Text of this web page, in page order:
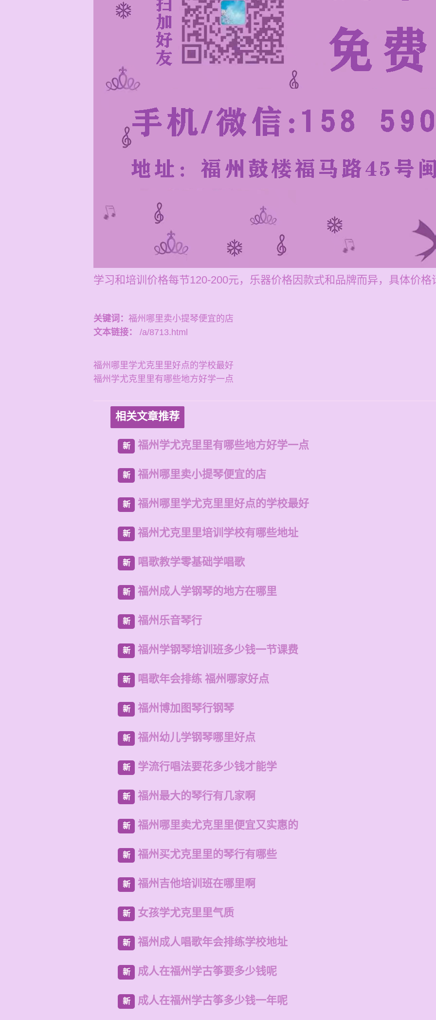
学习和培训价格每节120-200元，乐器价格因款式和品牌而异，具体价格
关键词： 福州哪里卖小提琴便宜的店
文本链接：
/a/8713.html
福州哪里学尤克里里好点的学校最好
福州学尤克里里有哪些地方好学一点
相关文章推荐
新 福州学尤克里里有哪些地方好学一点
新 福州哪里卖小提琴便宜的店
新 福州哪里学尤克里里好点的学校最好
新 福州尤克里里培训学校有哪些地址
新 唱歌教学零基础学唱歌
新 福州成人学钢琴的地方在哪里
新 福州乐音琴行
新 福州学钢琴培训班多少钱一节课费
新 唱歌年会排练 福州哪家好点
新 福州博加图琴行钢琴
新 福州幼儿学钢琴哪里好点
新 学流行唱法要花多少钱才能学
新 福州最大的琴行有几家啊
新 福州哪里卖尤克里里便宜又实惠的
新 福州买尤克里里的琴行有哪些
新 福州吉他培训班在哪里啊
新 女孩学尤克里里气质
新 福州成人唱歌年会排练学校地址
新 成人在福州学古筝要多少钱呢
新 成人在福州学古筝多少钱一年呢